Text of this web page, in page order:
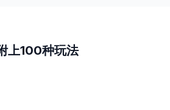
上100种玩法